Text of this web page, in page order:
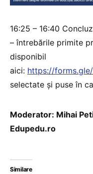
16:25 – 16:40
– întrebările primite
disponibil
aici: https://forms.gle/
selectate și puse în
Moderator: Mihai
Edupedu.ro
Similare